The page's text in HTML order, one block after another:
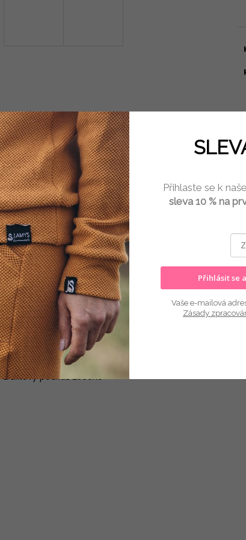
M
A
Popis Hodnocení
Krásný dárek, jak pod stromeček, k narozeninám či jen
osobě:)). Pokud nemáte čas, sháníte krásný dárek a
velikostí a stylem, tak je tento dárkový poukaz
dle svého vkusu.
Poukaz se vztahuje na veškeré Kojící oblečení či rodinné
Dárkový poukaz posíláme po uhrazení buď elektronicky
adresu uvedenou v objednávce.
Platnost poukazu je 6 měsíců.
UPOZORNĚNÍ:Pro jinou hodnotu poukazu vyberte níže:
Dárkový poukaz 500Kč
Dárkový poukaz 1000Kč
Dárkový poukaz 1500Kč
Dárkový poukaz 2000Kč
Dárkový poukaz 2500Kč
Přihlaste se k
sleva 10 % na
Přihlásit se
Vaše e-mailová
Zásady